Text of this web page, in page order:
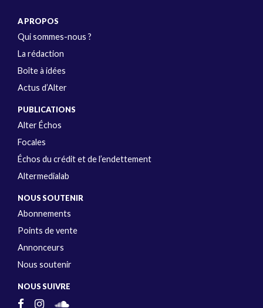
A PROPOS
Qui sommes-nous ?
La rédaction
Boîte à idées
Actus d’Alter
PUBLICATIONS
Alter Échos
Focales
Échos du crédit et de l’endettement
Altermedialab
NOUS SOUTENIR
Abonnements
Points de vente
Annonceurs
Nous soutenir
NOUS SUIVRE